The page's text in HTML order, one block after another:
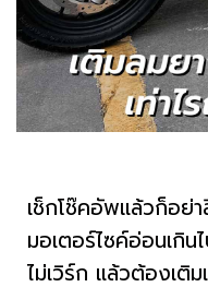
เช็กโช๊คอัพแล้วก็อย่
มอเตอร์ไซค์อ่อนเกิ
ไม่เวิร์ก แล้วต้องเติ